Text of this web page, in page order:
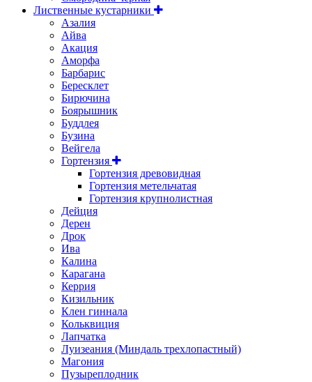
Лиственные кустарники
Азалия
Айва
Акация
Аморфа
Барбарис
Бересклет
Бирючина
Боярышник
Буддлея
Бузина
Вейгела
Гортензия
Гортензия древовидная
Гортензия метельчатая
Гортензия крупнолистная
Дейция
Дерен
Дрок
Ива
Калина
Карагана
Керрия
Кизильник
Клен гиннала
Кольквиция
Лапчатка
Луизеания (Миндаль трехлопастный)
Магония
Пузыреплодник